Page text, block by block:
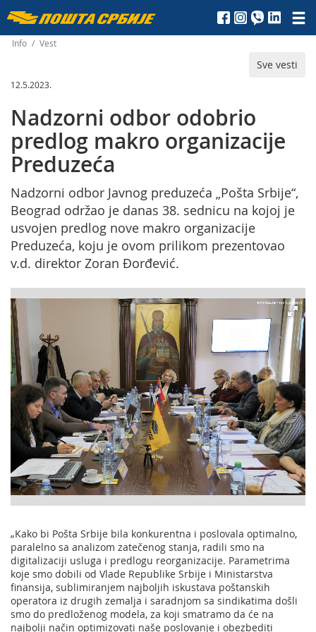
Пошта
Србије
д.о.о.
Info / Vest
Sve vesti
12.5.2023.
Nadzorni odbor odobrio
predlog makro organizacije
Preduzeća
Nadzorni odbor Javnog preduzeća „Pošta Srbije“,
Beograd održao je danas 38. sednicu na kojoj je
usvojen predlog nove makro organizacije
Preduzeća, koju je ovom prilikom prezentovao
v.d. direktor Zoran Đorđević.
„Kako bi Pošta Srbije bila konkurentna i poslovala optimalno,
paralelno sa analizom zatečenog stanja, radili smo na
digitalizaciji usluga i predlogu reorganizacije. Parametrima
koje smo dobili od Vlade Republike Srbije i Ministarstva
finansija, sublimiranjem najboljih iskustava poštanskih
operatora iz drugih zemalja i saradnjom sa sindikatima došli
smo do predloženog modela, za koji smatramo da će na
najbolji način optimizovati naše poslovanje i obezbediti